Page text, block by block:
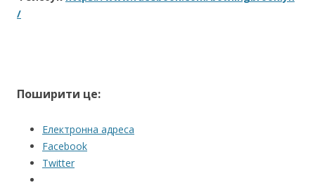
/
Поширити це:
Електронна адреса
Facebook
Twitter